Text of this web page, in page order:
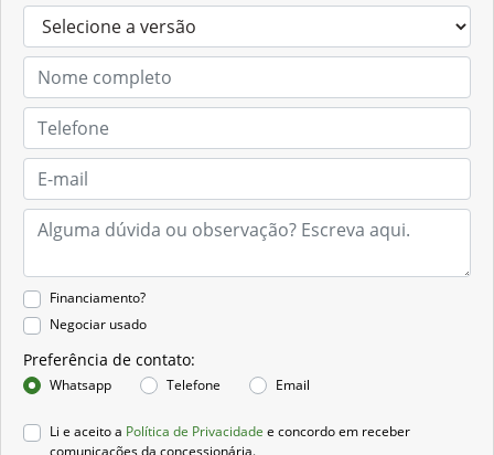
Financiamento?
Negociar usado
Preferência de contato:
Whatsapp Telefone Email
Li e aceito a Política de Privacidade e concordo em receber
comunicações da concessionária.